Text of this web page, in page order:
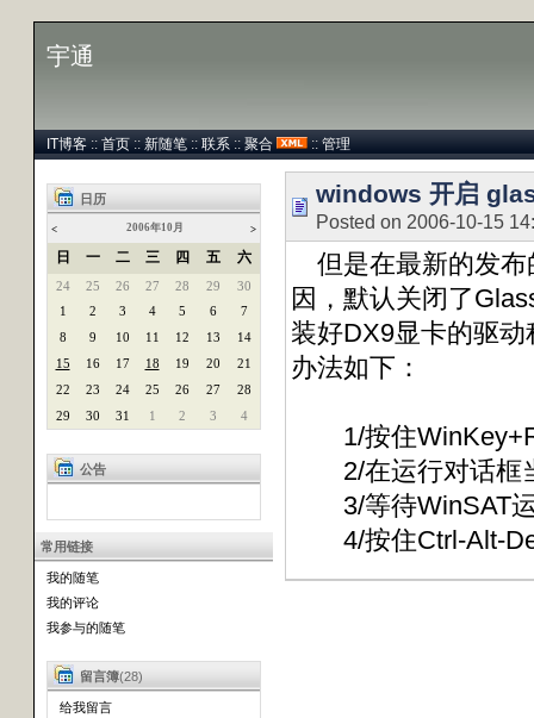
宇通
IT博客 :: 首页 :: 新随笔 :: 联系 :: 聚合 :: 管理
日历
< 2006年10月 >
日 一 二 三 四 五 六
24 25 26 27 28 29
30
1
2 3 4 5 6
7
8
9 10 11 12 13
14
15
16 17 18 19 20
21
22
23 24 25 26 27
28
29
30 31 1 2 3 4
公告
常用链接
我的随笔
我的评论
我参与的随笔
留言簿(28)
给我留言
windows 开启
Posted on 2006-10-15
但是在最新的发布
因，默认关闭了
装好DX9显卡的驱
办法如下：
1/按住WinKey+R
2/在运行对话框当
3/等待WinSAT运
4/按住Ctrl-Alt-Del